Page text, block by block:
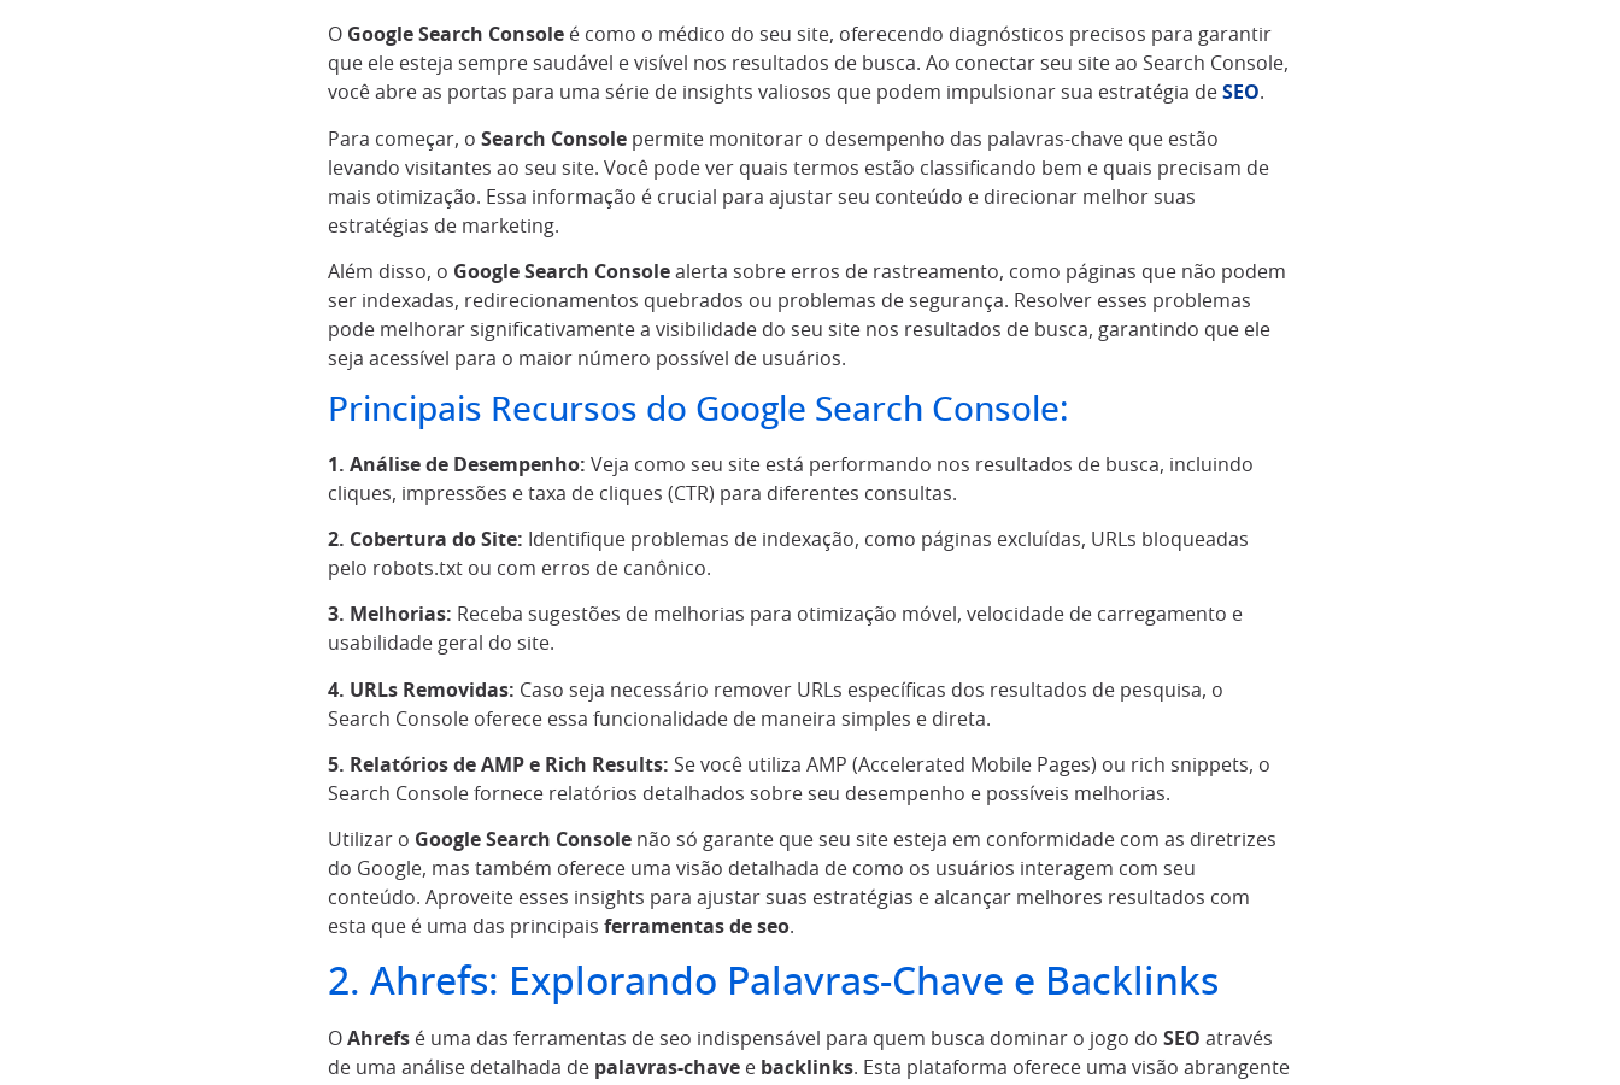
O Google Search Console é como o médico do seu site, oferecendo diagnósticos precisos para garantir
que ele esteja sempre saudável e visível nos resultados de busca. Ao conectar seu site ao Search Console,
você abre as portas para uma série de insights valiosos que podem impulsionar sua estratégia de SEO.
Para começar, o Search Console permite monitorar o desempenho das palavras-chave que estão
levando visitantes ao seu site. Você pode ver quais termos estão classificando bem e quais precisam de
mais otimização. Essa informação é crucial para ajustar seu conteúdo e direcionar melhor suas
estratégias de marketing.
Além disso, o Google Search Console alerta sobre erros de rastreamento, como páginas que não podem
ser indexadas, redirecionamentos quebrados ou problemas de segurança. Resolver esses problemas
pode melhorar significativamente a visibilidade do seu site nos resultados de busca, garantindo que ele
seja acessível para o maior número possível de usuários.
Principais Recursos do Google Search Console:
1. Análise de Desempenho: Veja como seu site está performando nos resultados de busca, incluindo
cliques, impressões e taxa de cliques (CTR) para diferentes consultas.
2. Cobertura do Site: Identifique problemas de indexação, como páginas excluídas, URLs bloqueadas
pelo robots.txt ou com erros de canônico.
3. Melhorias: Receba sugestões de melhorias para otimização móvel, velocidade de carregamento e
usabilidade geral do site.
4. URLs Removidas: Caso seja necessário remover URLs específicas dos resultados de pesquisa, o
Search Console oferece essa funcionalidade de maneira simples e direta.
5. Relatórios de AMP e Rich Results: Se você utiliza AMP (Accelerated Mobile Pages) ou rich snippets, o
Search Console fornece relatórios detalhados sobre seu desempenho e possíveis melhorias.
Utilizar o Google Search Console não só garante que seu site esteja em conformidade com as diretrizes
do Google, mas também oferece uma visão detalhada de como os usuários interagem com seu
conteúdo. Aproveite esses insights para ajustar suas estratégias e alcançar melhores resultados com
esta que é uma das principais ferramentas de seo.
2. Ahrefs: Explorando Palavras-Chave e Backlinks
O Ahrefs é uma das ferramentas de seo indispensável para quem busca dominar o jogo do SEO através
de uma análise detalhada de palavras-chave e backlinks. Esta plataforma oferece uma visão abrangente